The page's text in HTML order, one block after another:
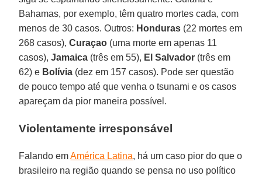
Bahamas, por exemplo, têm quatro mortes cada, com
menos de 30 casos. Outros: Honduras (22 mortes em
268 casos),Curaçao (uma morte em apenas 11
casos),Jamaica (três em 55), El Salvador (três em
62) e Bolívia (dez em 157 casos). Pode ser questão
de pouco tempo até que venha o tsunami e os casos
apareçam da pior maneira possível.
Violentamente irresponsável
Falando emAmérica Latina, há um caso pior do que o
brasileiro na região quando se pensa no uso político